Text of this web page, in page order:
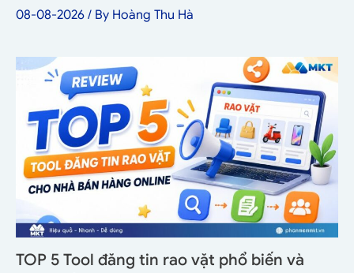
08-08-2026 / By Hoàng Thu Hà
TOP 5 Tool đăng tin rao vặt phổ biến và